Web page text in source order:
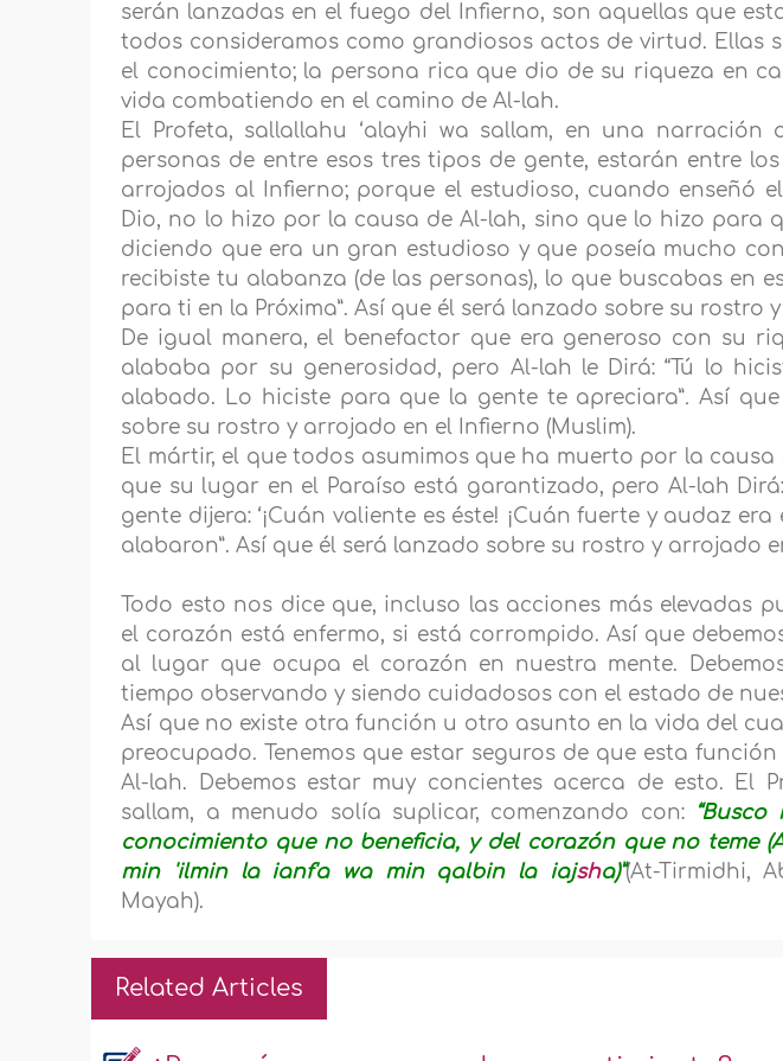
serán lanzadas en el fuego del Infierno, son aquellas que
todos consideramos como grandiosos actos de virtud. Ellas
el conocimiento; la persona rica que dio de su riqueza en
vida combatiendo en el camino de Al-lah.
El Profeta, sallallahu ‘alayhi wa sallam, en una narración
personas de entre esos tres tipos de gente, estarán entre
arrojados al Infierno; porque el estudioso, cuando enseñó
Dio, no lo hizo por la causa de Al-lah, sino que lo hizo para
diciendo que era un gran estudioso y que poseía mucho
recibiste tu alabanza (de las personas), lo que buscabas en
para ti en la Próxima”. Así que él será lanzado sobre su rostro
De igual manera, el benefactor que era generoso con su
alababa por su generosidad, pero Al-lah le Dirá:“Tú lo
alabado. Lo hiciste para que la gente te apreciara”.Así
sobre su rostro y arrojado en el Infierno (Muslim).
El mártir, el que todos asumimos que ha muerto por la causa
que su lugar en el Paraíso está garantizado, pero Al-lah
gente dijera: ‘¡Cuán valiente es éste! ¡Cuán fuerte y audaz era
alabaron”. Así que él será lanzado sobre su rostro y arrojado
Todo esto nos dice que, incluso las acciones más elevadas
el corazón está enfermo, si está corrompido. Así que
al lugar que ocupa el corazón en nuestra mente.
tiempo observando y siendo cuidadosos con el estado de
Así que no existe otra función u otro asunto en la vida del
preocupado. Tenemos que estar seguros de que esta
Al-lah. Debemos estar muy concientes acerca de esto. El
sallam, a menudo solía suplicar, comenzando con:
conocimiento que no beneficia, y del corazón que no teme
min 'ilmin la ianf'a wa min qalbin la iajsha)”(At-Tirmidhi,
Mayah).
Related Articles